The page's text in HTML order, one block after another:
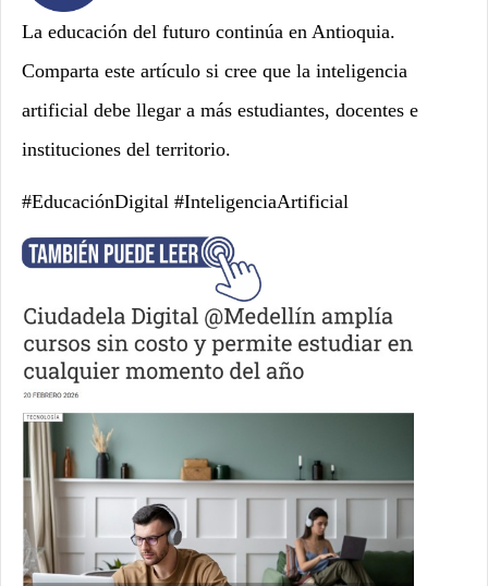
La educación del futuro continúa en Antioquia.
Comparta este artículo si cree que la inteligencia
artificial debe llegar a más estudiantes, docentes e
instituciones del territorio.
#EducaciónDigital #InteligenciaArtificial